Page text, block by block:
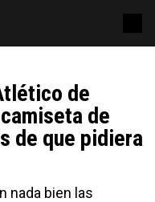
de
de
de que pidiera
nada bien las